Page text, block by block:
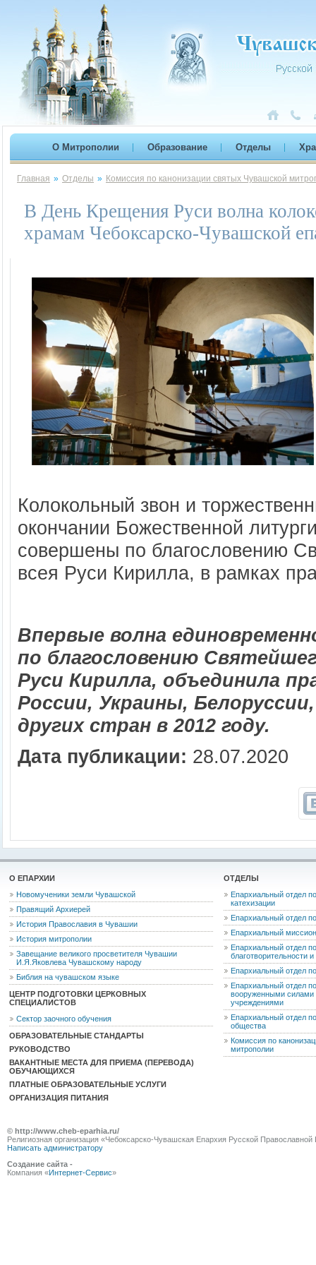
О Митрополии Образование Отделы
Главная » Отделы » Комиссия по канонизации святых Чувашской
В День Крещения Руси волна
храмам Чебоксарско-Чувашской
Колокольный звон и
окончании Божественной
совершены по благословению
всея Руси Кирилла, в рамках
Впервые волна
по благословению
Руси Кирилла, объединила
России, Украины,
других стран в 2012 году.
Дата публикации: 28.07.2020
О ЕПАРХИИ
Новомученики земли Чувашской
Правящий Архиерей
История Православия в Чувашии
История митрополии
Завещание великого просветителя Чувашии
И.Я.Яковлева Чувашскому народу
Библия на чувашском языке
ЦЕНТР ПОДГОТОВКИ ЦЕРКОВНЫХ
СПЕЦИАЛИСТОВ
Сектор заочного обучения
ОБРАЗОВАТЕЛЬНЫЕ СТАНДАРТЫ
РУКОВОДСТВО
ВАКАНТНЫЕ МЕСТА ДЛЯ ПРИЕМА (ПЕРЕВОДА)
ОБУЧАЮЩИХСЯ
ПЛАТНЫЕ ОБРАЗОВАТЕЛЬНЫЕ УСЛУГИ
ОРГАНИЗАЦИЯ ПИТАНИЯ
ОТДЕЛЫ
Епархиальный отдел
катехизации
Епархиальный отдел
Епархиальный
Епархиальный отдел
благотворительности
Епархиальный отдел
Епархиальный отдел
вооруженными силами
учреждениями
Епархиальный отдел
общества
Комиссия по
митрополии
© http://www.cheb-eparhia.ru/
Религиозная организация «Чебоксарско-Чувашская Епархия Русской
Написать администратору
Создание сайта -
Компания «Интернет-Сервис»